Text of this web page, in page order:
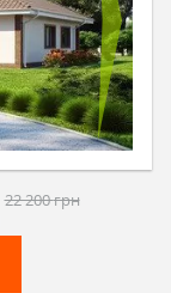
22 200грн